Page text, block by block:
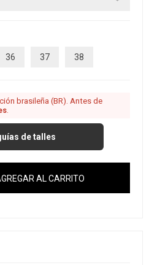
36 37 38
brasileña (BR). Antes de
.
de talles
AL CARRITO